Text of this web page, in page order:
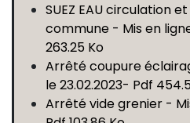
SUEZ EAU circulation
commune - Mis en
263.25 Ko
Arrêté coupure
le 23.02.2023- Pdf
Arrêté vide grenier -